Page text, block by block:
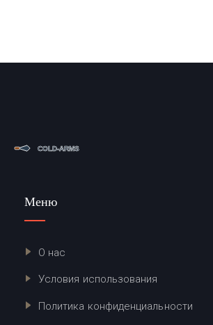
Меню
О нас
Условия использования
Политика конфиденциальности